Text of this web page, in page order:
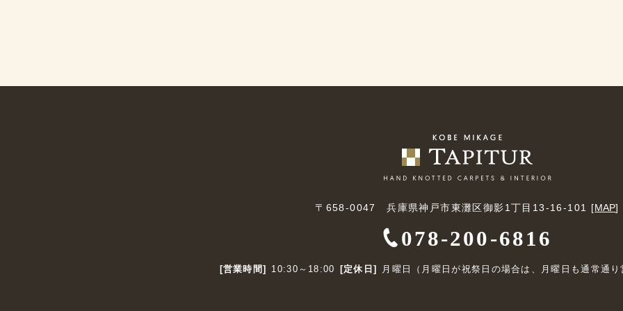
〒658-0047 兵庫県神戸市東灘区御影1丁目13-16-101 [MAP]
078-200-6816
[営業時間] 10:30～18:00 [定休日] 月曜日（月曜日が祝祭日の場合は、月曜日も通常通り